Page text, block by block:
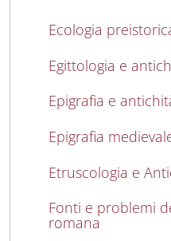
Ecologia
Egittologia e
Epigrafia e
Epigrafia
Etruscologia e
Fonti e problemi
romana